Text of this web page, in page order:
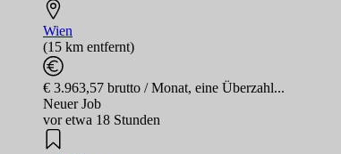
Wien
(15 km entfernt)
€ 3.963,57 brutto / Monat, eine Überzahl...
Neuer Job
vor etwa 18 Stunden